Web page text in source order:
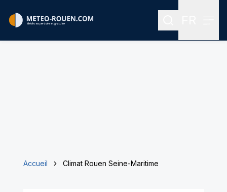
Rechercher
Accueil Climat Rouen Seine-Maritime